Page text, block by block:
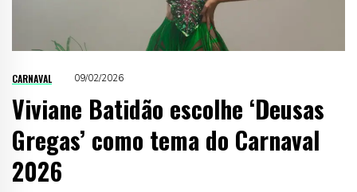
CARNAVAL 09/02/2026
Viviane Batidão escolhe ‘Deusas
Gregas’ como tema do Carnaval
2026